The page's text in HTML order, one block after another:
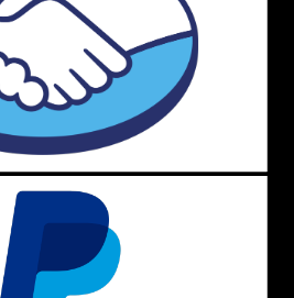
é ideal para quem quer um tênis
com azulé versátil e moderna,
casuais ou mais elaborados.